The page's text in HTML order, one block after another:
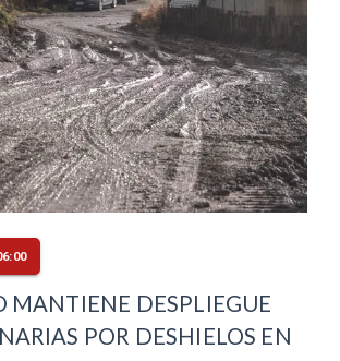
MANTIENE DESPLIEGUE
POR DESHIELOS EN